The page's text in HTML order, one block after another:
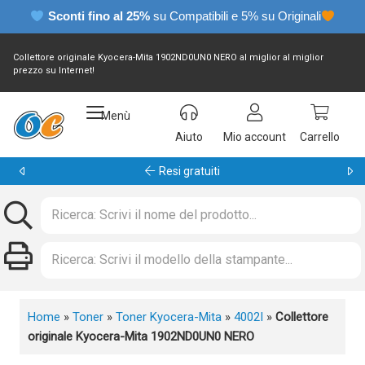
Sconti fino al 25% su Compatibili e 5% su Originali
Collettore originale Kyocera-Mita 1902ND0UN0 NERO al miglior al miglior
prezzo su Internet!
Menù
Aiuto
Mio account Carrello
Garanzia 24 mesi
Home » Toner » Toner Kyocera-Mita » 4002I » Collettore
originale Kyocera-Mita 1902ND0UN0 NERO